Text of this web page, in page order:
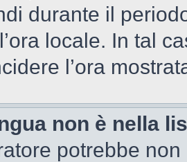
durante il
locale. In tal
l’ora
non è nella
potrebbe